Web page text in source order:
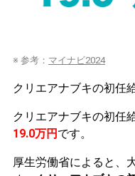
※ 参考： マイナビ2024
クリエアナブキの初任
クリエアナブキの初任
19.0万円 です。
厚生労働省によると、